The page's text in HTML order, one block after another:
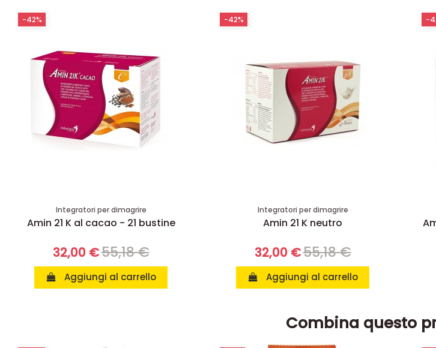
Integratori per dimagrire
Amin 21 K al cacao - 21 bustine
32,00 €55,18 €
Aggiungi al carrello
-42%
Integratori per dimagrire
Amin 21 K neutro
32,00 €55,18 €
Aggiungi al carrello
-42% -
Combina questo